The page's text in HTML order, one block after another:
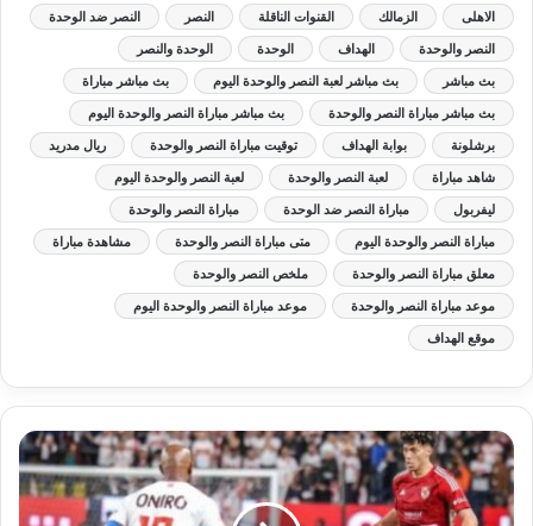
الاهلى الزمالك القنوات الناقلة النصر النصر ضد الوحدة
النصر والوحدة الهداف الوحدة الوحدة والنصر
بث مباشر بث مباشر لعبة النصر والوحدة اليوم بث مباشر مباراة
بث مباشر مباراة النصر والوحدة بث مباشر مباراة النصر والوحدة اليوم
برشلونة بوابة الهداف توقيت مباراة النصر والوحدة ريال مدريد
شاهد مباراة لعبة النصر والوحدة لعبة النصر والوحدة اليوم
ليفربول مباراة النصر ضد الوحدة مباراة النصر والوحدة
مباراة النصر والوحدة اليوم متى مباراة النصر والوحدة مشاهدة مباراة
معلق مباراة النصر والوحدة ملخص النصر والوحدة
موعد مباراة النصر والوحدة موعد مباراة النصر والوحدة اليوم
موقع الهداف